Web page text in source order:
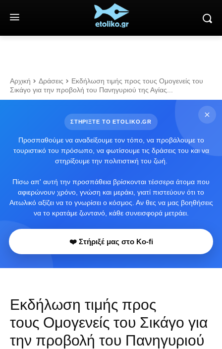
Αρχική Δράσεις
Εκδήλωση τιμής προς τους Ομογενείς του
Σικάγο για την προβολή του Πανηγυριού της Αγίας...
ΣΤΗΡΙΞΤΕ ΤΟ ETOLIKO.GR
Προσπαθούμε να αναδείξουμε τον τόπο, να προβάλουμε το
τουριστικό του πρόσωπο, να φωτίσουμε τις δράσεις του και να
στηρίξουμε την πολιτιστική του ζωή.
Πίσω απ' αυτή την προσπάθεια βρίσκονται τέσσερα άτομα που
αφιερώνουν χρόνο, γνώση και μεράκι, γιατί πιστεύουν ότι το
Αιτωλικό αξίζει να το γνωρίσει ο κόσμος. Αν θες να μας βοηθήσεις
να το κρατάμε ζωντανό, κάθε συνεισφορά μετράει.
❤️ Στήριξέ μας στο Ko-fi
Εκδήλωση τιμής προς
τους Ομογενείς του Σικάγο για
την προβολή του Πανηγυριού